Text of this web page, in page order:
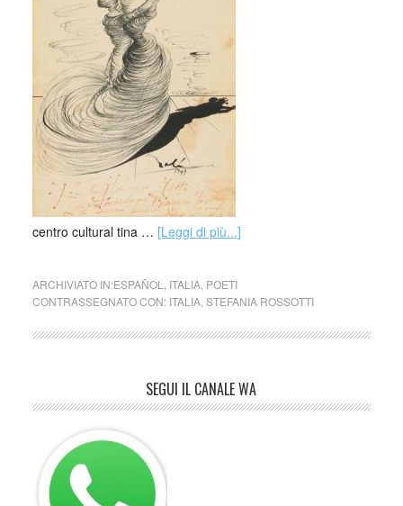
centro cultural tina … [Leggi di più...]
ARCHIVIATO IN:ESPAÑOL ITALIA, POETI
CONTRASSEGNATO CON: ITALIA, STEFANIA ROSSOTTI
SEGUI IL CANALE WA